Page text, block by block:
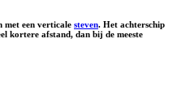
met een verticale steven. Het achterschip
kortere afstand, dan bij de meeste